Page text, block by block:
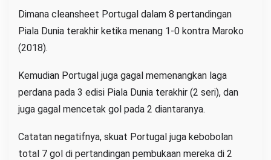
Dimana cleansheet Portugal dalam 8 pertandingan
Piala Dunia terakhir ketika menang 1-0 kontra Maroko
(2018).
Kemudian Portugal juga gagal memenangkan laga
perdana pada 3 edisi Piala Dunia terakhir (2 seri), dan
juga gagal mencetak gol pada 2 diantaranya.
Catatan negatifnya, skuat Portugal juga kebobolan
total 7 gol di pertandingan pembukaan mereka di 2